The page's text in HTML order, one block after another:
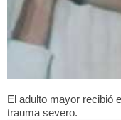
El adulto mayor recibió
trauma severo.